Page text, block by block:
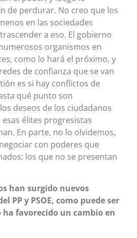
de perdurar. No creo que los
en las sociedades
a eso. El gobierno
organismos en
como lo hará el próximo, y
de confianza que se van
es si hay conflictos de
qué punto son
deseos de los ciudadanos
élites progresistas
En parte, no lo olvidemos,
con poderes que
los que no se presentan
han surgido nuevos
PP y PSOE, como puede ser
ha favorecido un cambio en